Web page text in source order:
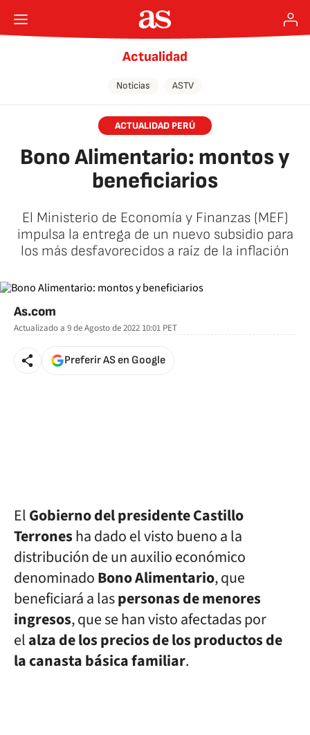
Actualidad
Noticias ASTV
ACTUALIDAD PERÚ
Bono Alimentario: montos y
beneficiarios
El Ministerio de Economía y Finanzas (MEF)
impulsa la entrega de un nuevo subsidio para
los más desfavorecidos a raíz de la inflación
As.com
Actualizado a 9 de Agosto de 2022 10:01 PET
Preferir AS en Google
ElGobierno del presidente Castillo
Terronesha dado el visto bueno a la
distribución de un auxilio económico
denominadoBono Alimentario, que
beneficiará a laspersonas de menores
ingresos, que se han visto afectadas por
elalza de los precios de los productos de
la canasta básica familiar.